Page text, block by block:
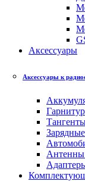
Аксессуары
Аксессуары к
Антенны